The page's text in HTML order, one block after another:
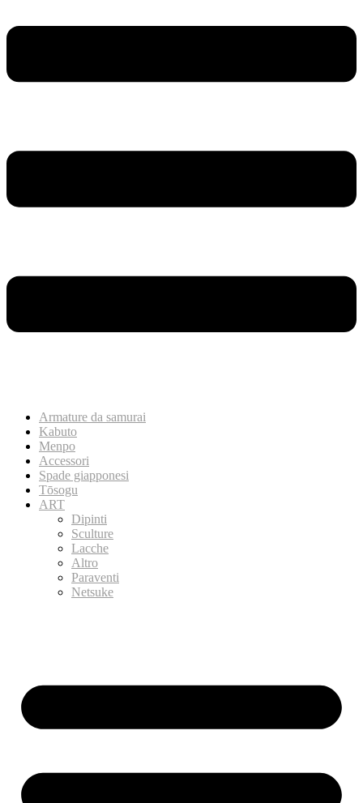
Armature da samurai
Kabuto
Menpo
Accessori
Spade giapponesi
Tōsogu
ART
Dipinti
Sculture
Lacche
Altro
Paraventi
Netsuke